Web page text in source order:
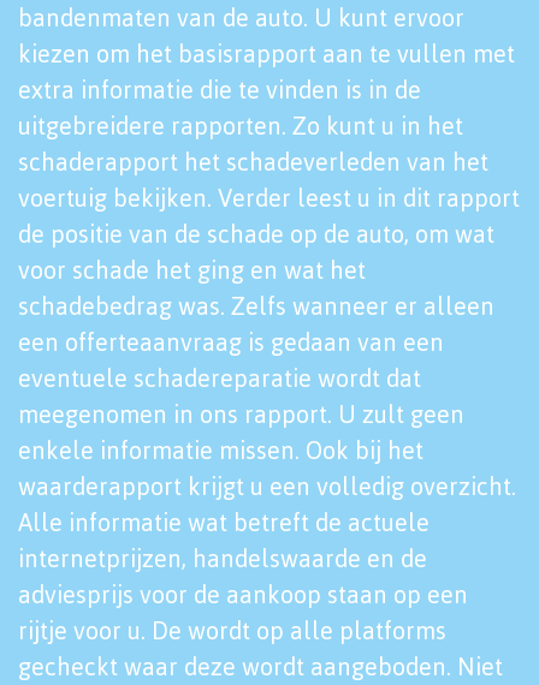
bandenmaten van de auto. U kunt ervoor
kiezen om het basisrapport aan te vullen met
extra informatie die te vinden is in de
uitgebreidere rapporten. Zo kunt u in het
schaderapport het schadeverleden van het
voertuig bekijken. Verder leest u in dit rapport
de positie van de schade op de auto, om wat
voor schade het ging en wat het
schadebedrag was. Zelfs wanneer er alleen
een offerteaanvraag is gedaan van een
eventuele schadereparatie wordt dat
meegenomen in ons rapport. U zult geen
enkele informatie missen. Ook bij het
waarderapport krijgt u een volledig overzicht.
Alle informatie wat betreft de actuele
internetprijzen, handelswaarde en de
adviesprijs voor de aankoop staan op een
rijtje voor u. De wordt op alle platforms
gecheckt waar deze wordt aangeboden. Niet